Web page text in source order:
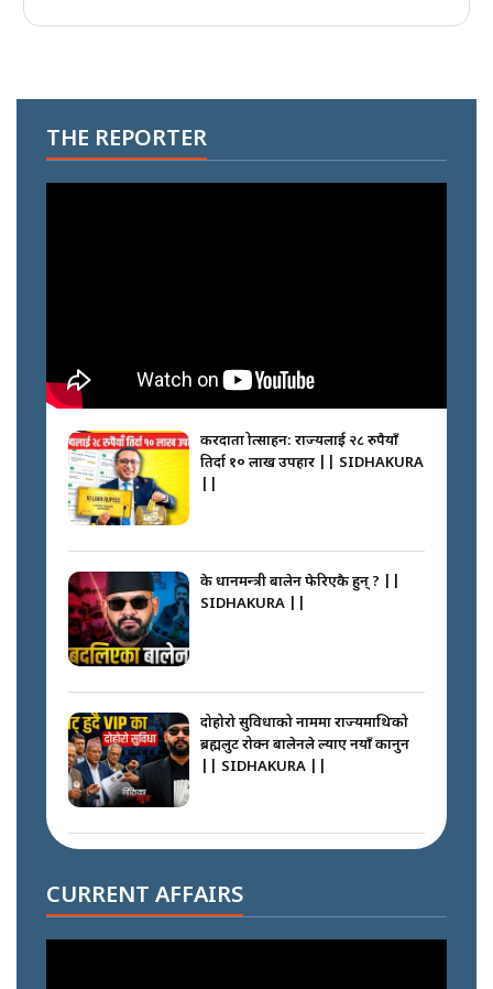
THE REPORTER
करदाता प्रोत्साहन: राज्यलाई २८ रुपैयाँ
तिर्दा १० लाख उपहार || SIDHAKURA
के प्रधानमन्त्री बालेन फेरिएकै हुन् ? ||
SIDHAKURA ||
दोहोरो सुविधाको नाममा राज्यमाथिको
ब्रह्मलुट रोक्न बालेनले ल्याए नयाँ कानुन
|| SIDHAKURA ||
आरोहीहरू | Record-breaking
climbers who set foot with
CURRENT AFFAIRS